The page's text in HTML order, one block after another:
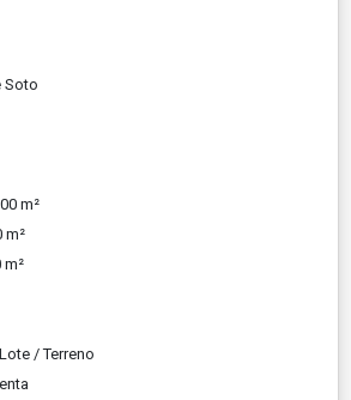
Soto
m²
m²
m²
Lote / Terreno